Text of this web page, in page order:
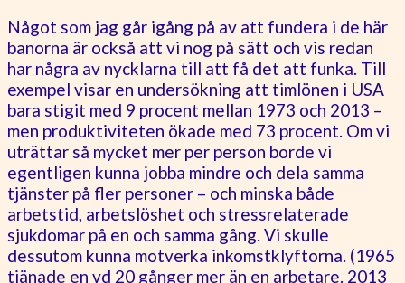
Något som jag går igång på av att fundera i de här
banorna är också att vi nog på sätt och vis redan
har några av nycklarna till att få det att funka. Till
exempel visar en undersökning att timlönen i USA
bara stigit med 9 procent mellan 1973 och 2013 –
men produktiviteten ökade med 73 procent. Om vi
uträttar så mycket mer per person borde vi
egentligen kunna jobba mindre och dela samma
tjänster på fler personer – och minska både
arbetstid, arbetslöshet och stressrelaterade
sjukdomar på en och samma gång. Vi skulle
dessutom kunna motverka inkomstklyftorna. (1965
tjänade en vd 20 gånger mer än en arbetare. 2013